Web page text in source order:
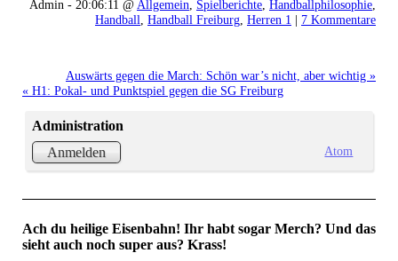
Admin - 20:06:11 @ Allgemein Spielberichte Handballphilosophie
Handball Handball Freiburg Herren 1 | 7 Kommentare
Auswärts gegen die March: Schön war’s nicht, aber wichtig »
« H1: Pokal- und Punktspiel gegen die SG Freiburg
Administration
Anmelden
Atom
Ach du heilige Eisenbahn! Ihr habt sogar Merch? Und das
sieht auch noch super aus? Krass!